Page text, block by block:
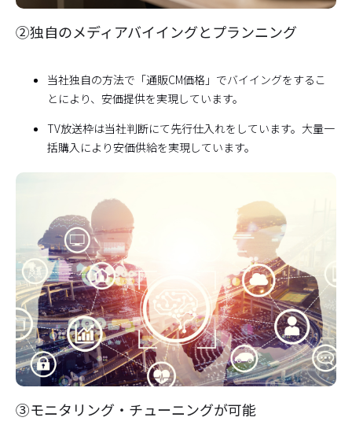
②独自のメディアバイイングとプランニング
当社独自の方法で「通販CM価格」でバイイングをするこ
とにより、安価提供を実現しています。
TV放送枠は当社判断にて先行仕入れをしています。大量一
括購入により安価供給を実現しています。
③モニタリング・チューニングが可能